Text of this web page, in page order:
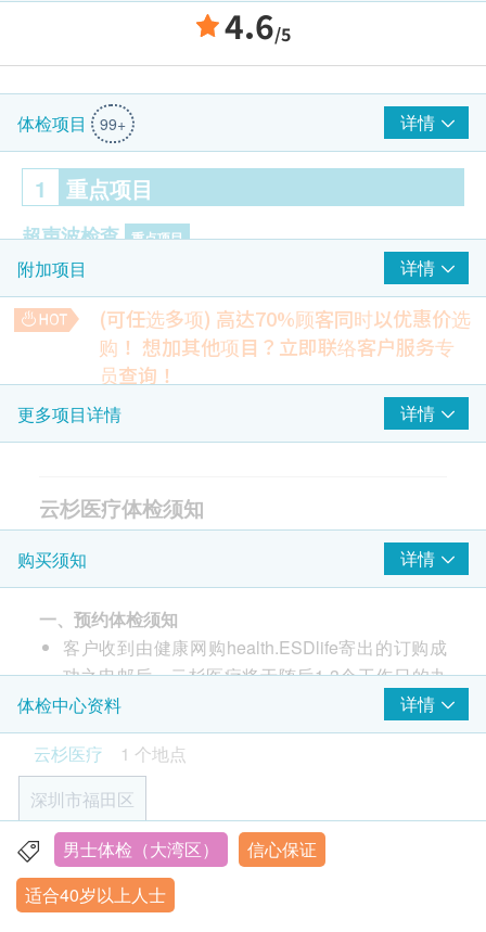
4.6/5
体检项目 99+ 详情
1 重点项目
超声波检查 重点项目
B超檢查-肝
B超檢查 - 胆囊
B超檢查 - 胰腺
脾脏超声波
B超檢查 - 肾脏
输尿管超声波
前列腺超声波- 只限男士
甲状腺超声波
经颅都卜勒
B超檢查-骨质密度
癌症指标 重点项目
病毒抗体EBV (鼻咽癌)
甲种胎蛋白 (肝癌)
癌胚抗原 (肠癌)
癌抗原 19.9 (胰脏癌)
总前列腺癌抗原 (只限男士)
游离前列腺癌抗原 (只限男士)
心脏检查 重点项目
乳酸脱氢酶
α-羟丁酸脱氢酶
附加项目 详情
(可任选多项) 高达70%顾客同时以优惠价选
购！ 想加其他项目？立即联络客户服务专
员查询！
CST4 胃癌及肠癌筛查项目
对胃肠癌的早期筛查，辅助诊断，疗效评估及病情监控，可以
在早期预警胃肠肿瘤风险。
岩藻糖苷酶（AFU）
HK$280.0
肺细胞角蛋白21-1(Cyfra 21-1)（电发光）
主要用于非小细胞肺癌及肺鳞癌筛查，乳腺、膀胱、胆道及胰
腺癌也有部分增高。
280.0
肺癌抗原二项
包含神经元特异性烯醇化酶(NSE)、肺细胞角蛋白21-1(Cyfra
21-1)。
HK$560.0
肺癌抗体7项
包括：P53自身抗体、PGP9.5自身抗体、SOX2自身抗体、
GAGE7自身抗体、 GBU4-5自身抗体、MAGE A1 自身抗体、
GAGE 自身抗体。
更多项目详情 详情
云杉医疗体检须知
体检前：
1、 体检前三天内保持正常饮食，勿饮酒，避免剧烈
运动；检查前一日按时晚餐、清淡饮食，部分项目受
检前禁食水8-12小时(如静脉采血、腹部超声波、碳十
三呼气实验等）；
2、 请您在体检日根据预约时间准时到达云杉医疗接
受健康检查（记住体检前须至少空腹6-8个小时以保证
血液检查结果准确）。检查当日勿服药（降血压药或
降血糖药除外），勿携带金银、玉器饰物等贵重物
品。
3、 到达门诊部请先在前台登记并填写「健康体检资
讯表」。
4、 计画要宝宝的体检者，请预先告知医护人员，我
们将不安排您做放射X线检查。
购买须知 详情
一、预约体检须知
客户收到由健康网购health.ESDlife寄出的订购成
功之电邮后，云杉医疗将于随后1-3个工作日的办
公时间内，致电客户预约身体检查的时间及地点。
客户亦可至少提前3日联络云杉医疗（联络电话：
+852 5124 1393）。
客户至现场后，云杉医疗工作人员会核对客户的姓
名、出生年月日、手机号及健康网购
health.ESDlife成功订购之电邮。
体检计划有效期为3个月，客户必须于3个月内（由
确认付款日期起计）接受有关检查，逾期作废。
体检中心资料
详情
云杉医疗
1 个地点
深圳市福田区
深圳市福田区莲花街道益田路6001号太平金融大厦4楼
2026年营业时间安排：2026年3月10日后开始营业
营业时间：周二到周日，上午8：00-12：00，下午14:00-
男士体检（大湾区）
信心保证
适合40岁以上人士